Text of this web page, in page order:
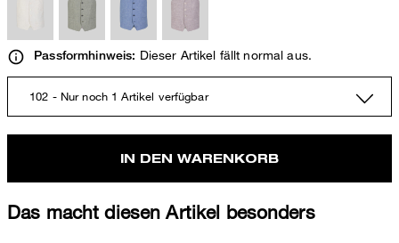
Passformhinweis: Dieser Artikel fällt normal aus.
102 - Nur noch 1 Artikel verfügbar
IN DEN WARENKORB
Das macht diesen Artikel besonders